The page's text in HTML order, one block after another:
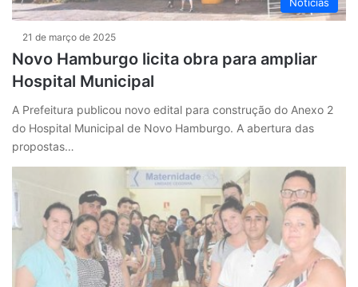
21 de março de 2025
Novo Hamburgo licita obra para ampliar
Hospital Municipal
A Prefeitura publicou novo edital para construção do Anexo 2
do Hospital Municipal de Novo Hamburgo. A abertura das
propostas…